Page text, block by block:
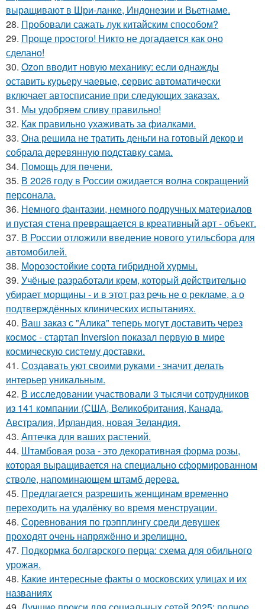
выращивают в Шри-ланке, Индонезии и Вьетнаме.
28. Пробовали сажать лук китайским способом?
29. Пpoще пpocтого! Никто не догадается как оно
сделано!
30. Ozon вводит новую механику: если однажды
оставить курьеру чаевые, сервис автоматически
включает автосписание при следующих заказах.
31. Мы удобряeм сливу правильно!
32. Как правильно ухаживать за фиалками.
33. Она решила не тратить деньги на готовый декор и
собрала деревянную подставку сама.
34. Помoщь для пeчени.
35. В 2026 году в России ожидается волна сокращений
персонала.
36. Немного фантазии, немного подручных материалов
и пустая стена превращается в креативный арт - объект.
37. В России отложили введение нового утильсбора для
автомобилей.
38. Морозостойкие сорта гибридной хурмы.
39. Учёные разработали крем, который действительно
убирает морщины - и в этот раз речь не о рекламе, а о
подтверждённых клинических испытаниях.
40. Ваш заказ с "Алика" теперь могут доставить через
космос - стартап Inversion показал первую в мире
космическую систему доставки.
41. Создавать уют своими руками - значит делать
интерьер уникальным.
42. В исследовании участвовали 3 тысячи сотрудников
из 141 компании (США, Великобритания, Канада,
Австралия, Ирландия, новая Зеландия.
43. Аптечка для ваших растений.
44. Штамбовая роза - это декоративная форма розы,
которая выращивается на специально сформированном
стволе, напоминающем штамб дерева.
45. Предлагается разрешить женщинам временно
переходить на удалёнку во время менструации.
46. Соревнования по грэпплингу среди девушек
проходят очень напряжённо и зрелищно.
47. Подкормка болгарского перца: схема для обильного
урожая.
48. Какие интересные факты о московских улицах и их
названиях